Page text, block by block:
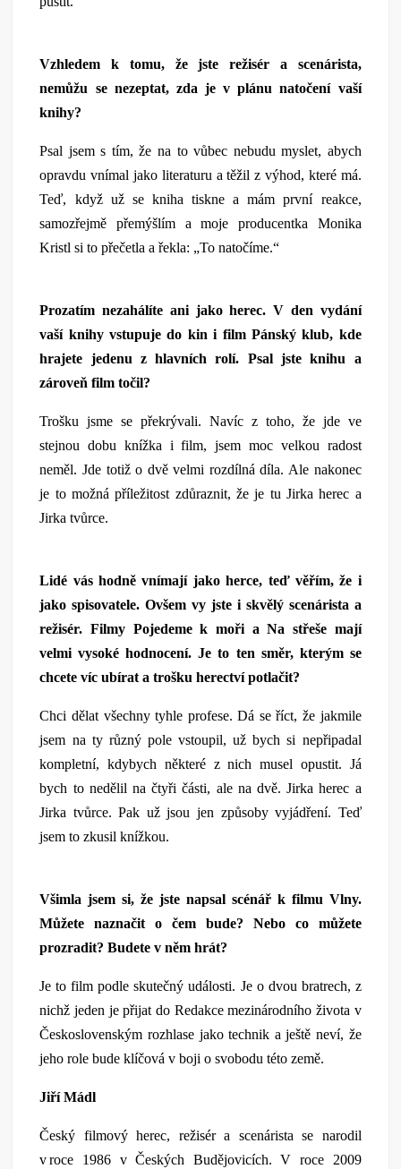
Vzhledem k tomu, že jste režisér a scenárista,
nemůžu se nezeptat, zda je v plánu natočení vaší
knihy?
Psal jsem s tím, že na to vůbec nebudu myslet, abych
opravdu vnímal jako literaturu a těžil z výhod, které má.
Teď, když už se kniha tiskne a mám první reakce,
samozřejmě přemýšlím a moje producentka Monika
Kristl si to přečetla a řekla: „To natočíme.“
Prozatím nezahálíte ani jako herec. V den vydání
vaší knihy vstupuje do kin i film Pánský klub, kde
hrajete jedenu z hlavních rolí. Psal jste knihu a
zároveň film točil?
Trošku jsme se překrývali. Navíc z toho, že jde ve
stejnou dobu knížka i film, jsem moc velkou radost
neměl. Jde totiž o dvě velmi rozdílná díla. Ale nakonec
je to možná příležitost zdůraznit, že je tu Jirka herec a
Jirka tvůrce.
Lidé vás hodně vnímají jako herce, teď věřím, že i
jako spisovatele. Ovšem vy jste i skvělý scenárista a
režisér. Filmy Pojedeme k moři a Na střeše mají
velmi vysoké hodnocení. Je to ten směr, kterým se
chcete víc ubírat a trošku herectví potlačit?
Chci dělat všechny tyhle profese. Dá se říct, že jakmile
jsem na ty různý pole vstoupil, už bych si nepřipadal
kompletní, kdybych některé z nich musel opustit. Já
bych to nedělil na čtyři části, ale na dvě. Jirka herec a
Jirka tvůrce. Pak už jsou jen způsoby vyjádření. Teď
jsem to zkusil knížkou.
Všimla jsem si, že jste napsal scénář k filmu Vlny.
Můžete naznačit o čem bude? Nebo co můžete
prozradit? Budete v něm hrát?
Je to film podle skutečný události. Je o dvou bratrech, z
nichž jeden je přijat do Redakce mezinárodního života v
Československým rozhlase jako technik a ještě neví, že
jeho role bude klíčová v boji o svobodu této země.
Jiří Mádl
Český filmový herec, režisér a scenárista se narodil
v roce 1986 v Českých Budějovicích. V roce 2009